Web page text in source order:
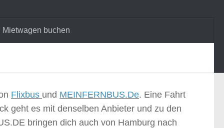
Mietwagen buchen
Flixbus und MEINFERNBUS.De. Eine Fahrt
geht es mit denselben Anbieter und zu den
bringen dich auch von Hamburg nach